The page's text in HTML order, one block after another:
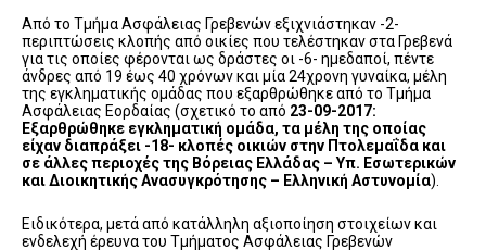
Από το Τμήμα Ασφάλειας Γρεβενών εξιχνιάστηκαν -2-
περιπτώσεις κλοπής από οικίες που τελέστηκαν στα Γρεβενά
για τις οποίες φέρονται ως δράστες οι -6- ημεδαποί, πέντε
άνδρες από 19 έως 40 χρόνων και μία 24χρονη γυναίκα, μέλη
της εγκληματικής ομάδας που εξαρθρώθηκε από το Τμήμα
Ασφάλειας Εορδαίας (σχετικό το από 23-09-2017:
Εξαρθρώθηκε εγκληματική ομάδα, τα μέλη της οποίας
είχαν διαπράξει -18- κλοπές οικιών στην Πτολεμαΐδα και
σε άλλες περιοχές της Βόρειας Ελλάδας – Υπ. Εσωτερικών
και Διοικητικής Ανασυγκρότησης – Ελληνική Αστυνομία).
Ειδικότερα, μετά από κατάλληλη αξιοποίηση στοιχείων και
ενδελεχή έρευνα του Τμήματος Ασφάλειας Γρεβενών